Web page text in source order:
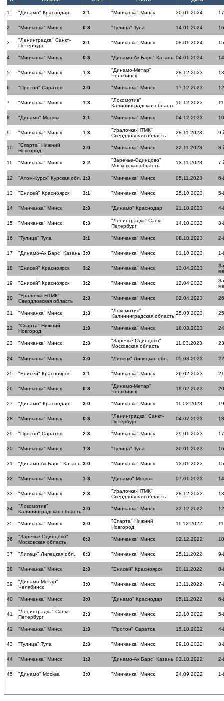
1 "Динамо" Краснодар 3:1 "Минчанка" Минск 20.01.2024
2 "Минчанка" Минск 0:3 "Тулица" Тула 14.01.2024
3
"Ленинградка" Санкт-
Петербург
3:1 "Минчанка" Минск 08.01.2024
4 "Минчанка" Минск 0:3 "Динамо-Ак Барс" Казань 04.01.2024
5 "Минчанка" Минск 1:3
"Динамо-Метар"
Челябинск
28.12.2023
6 "Протон" Саратов 3:0 "Минчанка" Минск 17.12.2023
7 "Минчанка" Минск 1:3
"Локомотив"
Калининградская область
10.12.2023
8 "Динамо" Москва 3:1 "Минчанка" Минск 04.12.2023
9 "Минчанка" Минск 1:3
"Уралочка-НТМК"
Свердловская область
28.11.2023 9-
10
"Спарта" Нижний
Новгород
3:0 "Минчанка" Минск 22.11.2023 8-
11 "Минчанка" Минск 3:2
"Заречье-Одинцово"
Московская область
13.11.2023 7-
12 "Атом-Курск" Курская обл. 1:3 "Минчанка" Минск 05.11.2023 6-
13 "Енисей" Красноярск 3:1 "Минчанка" Минск 25.10.2023 5-
14 "Минчанка" Минск 2:3 "Динамо" Краснодар 21.10.2023 4-
15 "Минчанка" Минск 0:3
"Ленинградка" Санкт-
Петербург
14.10.2023 3-
16 "Тулица" Тула 3:1 "Минчанка" Минск 08.10.2023 2-
17 "Динамо-Ак Барс" Казань 3:0 "Минчанка" Минск 01.10.2023
18 "Енисей" Красноярск 3:2 "Минчанка" Минск 13.04.2023
19 "Енисей" Красноярск 3:2 "Минчанка" Минск 12.04.2023
20
"Уралочка-НТМК"
Свердловская область
2:3 "Минчанка" Минск 02.04.2023
21 "Минчанка" Минск 1:3
"Локомотив"
Калининградская область
25.03.2023
22
"Спарта" Нижний
Новгород
1:3 "Минчанка" Минск 18.03.2023
23 "Минчанка" Минск 2:3
"Заречье-Одинцово"
Московская область
11.03.2023
24 "Минчанка" Минск 3:0 "Липецк" Липецкая обл. 05.03.2023
25 "Енисей" Красноярск 3:1 "Минчанка" Минск 26.02.2023
26 "Минчанка" Минск 0:3
"Динамо-Метар"
Челябинск
18.02.2023
27 "Динамо" Краснодар 3:0 "Минчанка" Минск 11.02.2023
28 "Минчанка" Минск 0:3
"Ленинградка" Санкт-
Петербург
04.02.2023
29 "Протон" Саратов 2:3 "Минчанка" Минск 29.01.2023
30 "Минчанка" Минск 1:3 "Тулица" Тула 20.01.2023
31 "Динамо-Ак Барс" Казань 3:0 "Минчанка" Минск 13.01.2023
32 "Минчанка" Минск 1:3 "Динамо" Москва 07.01.2023
33 "Минчанка" Минск 2:3
"Уралочка-НТМК"
Свердловская область
28.12.2022
34
"Локомотив"
Калининградская область
3:0 "Минчанка" Минск 23.12.2022
35 "Минчанка" Минск 3:0
"Спарта" Нижний
Новгород
11.12.2022
36
"Заречье-Одинцово"
Московская область
0:3 "Минчанка" Минск 02.12.2022
37 "Липецк" Липецкая обл. 0:3 "Минчанка" Минск 25.11.2022 9-
38 "Минчанка" Минск 2:3 "Енисей" Красноярск 20.11.2022 8-
39
"Динамо-Метар"
Челябинск
3:0 "Минчанка" Минск 13.11.2022 7-
40 "Минчанка" Минск 3:0 "Динамо" Краснодар 05.11.2022 6-
41
"Ленинградка" Санкт-
Петербург
2:3 "Минчанка" Минск 22.10.2022 5-
42 "Минчанка" Минск 1:3 "Протон" Саратов 15.10.2022 4-
43 "Тулица" Тула 2:3 "Минчанка" Минск 09.10.2022 3-
44 "Минчанка" Минск 1:3 "Динамо-Ак Барс" Казань 03.10.2022 2-
45 "Динамо" Москва 3:0 "Минчанка" Минск 24.09.2022